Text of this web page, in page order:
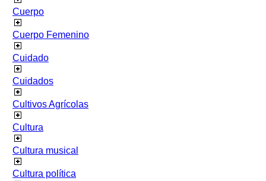
Cuerpo
Cuerpo Femenino
Cuidado
Cuidados
Cultivos Agrícolas
Cultura
Cultura musical
Cultura política